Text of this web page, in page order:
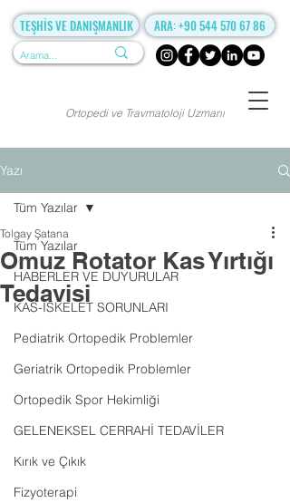
Ortopedi ve Travmatoloji Uzmanı
TEŞHİS VE DANIŞMANLIK ARA: +90 544 570 67 86
Yazı
Tüm Yazılar
HABERLER VE DUYURULAR
KAS-İSKELET SORUNLARI
Pediatrik Ortopedik Problemler
Geriatrik Ortopedik Problemler
Ortopedik Spor Hekimliği
GELENEKSEL CERRAHİ TEDAVİLER
Kırık ve Çıkık
Fizyoterapi
Tüm Yazılar
Omuz Rotator Kas Yırtığı
Tedavisi
Tolgay Şatana